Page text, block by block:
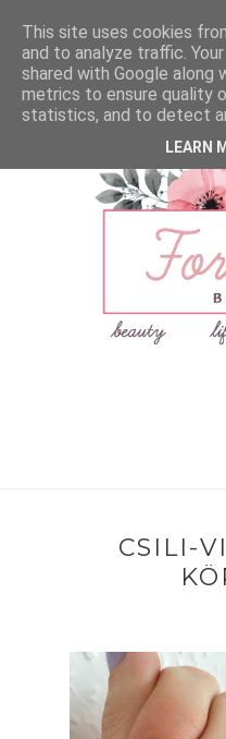
CSILI-
This site uses cookies
and to analyze traffic.
shared with Google along
metrics to ensure quality
statistics, and to detect
LEARN